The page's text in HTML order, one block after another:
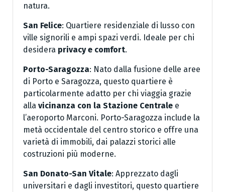
natura.
San Felice: Quartiere residenziale di lusso con
ville signorili e ampi spazi verdi. Ideale per chi
desidera privacy e comfort.
Porto-Saragozza: Nato dalla fusione delle aree
di Porto e Saragozza, questo quartiere è
particolarmente adatto per chi viaggia grazie
alla vicinanza con la Stazione Centrale e
l’aeroporto Marconi. Porto-Saragozza include la
metà occidentale del centro storico e offre una
varietà di immobili, dai palazzi storici alle
costruzioni più moderne.
San Donato-San Vitale: Apprezzato dagli
universitari e dagli investitori, questo quartiere